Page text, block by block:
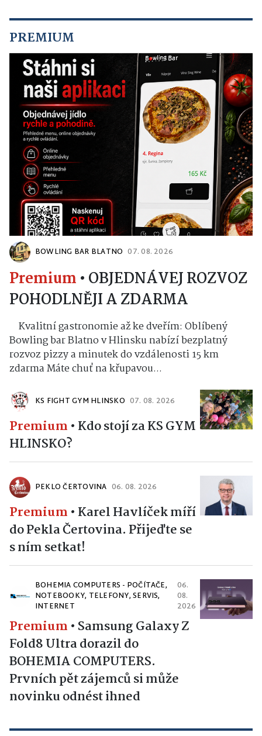
PREMIUM
BOWLING BAR BLATNO 07. 08. 2026
Premium • OBJEDNÁVEJ ROZVOZ
POHODLNĚJI A ZDARMA
Kvalitní gastronomie až ke dveřím: Oblíbený
Bowling bar Blatno v Hlinsku nabízí bezplatný
rozvoz pizzy a minutek do vzdálenosti 15 km
zdarma Máte chuť na křupavou...
KS FIGHT GYM HLINSKO 07. 08. 2026
Premium • Kdo stojí za KS GYM
HLINSKO?
PEKLO ČERTOVINA 06. 08. 2026
Premium • Karel Havlíček míří
do Pekla Čertovina. Přijeďte se
s ním setkat!
BOHEMIA COMPUTERS - POČÍTAČE,
NOTEBOOKY, TELEFONY, SERVIS,
INTERNET
06.
08.
2026
Premium • Samsung Galaxy Z
Fold8 Ultra dorazil do
BOHEMIA COMPUTERS.
Prvních pět zájemců si může
novinku odnést ihned